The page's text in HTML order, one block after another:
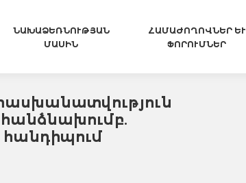
ՆԱԽԱՁԵՌՆՈՒԹՅԱՆ
ՄԱՍԻՆ
ՀԱՄԱԺՈՂՈՎՆԵՐ ԵՒ Ֆ
ՈՐՈՒՄՆԵՐ